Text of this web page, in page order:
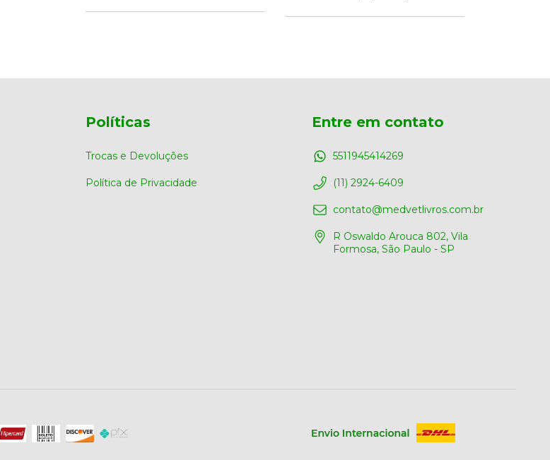
Políticas
Trocas e Devoluções
Política de Privacidade
Entre em contato
5511945414269
(11) 2924-6409
contato@medvetlivros.com.br
R Oswaldo Arouca 802, Vila
Formosa, São Paulo - SP